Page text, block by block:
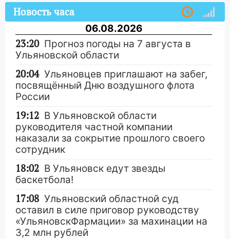
Новость часа
06.08.2026
23:20 Прогноз погоды на 7 августа в
Ульяновской области
20:04 Ульяновцев приглашают на забег,
посвящённый Дню воздушного флота
России
19:12 В Ульяновской области
руководителя частной компании
наказали за сокрытие прошлого своего
сотрудник
18:02 В Ульяновск едут звезды
баскетбола!
17:08 Ульяновский областной суд
оставил в силе приговор руководству
«УльяновскФармации» за махинации на
3,2 млн рублей